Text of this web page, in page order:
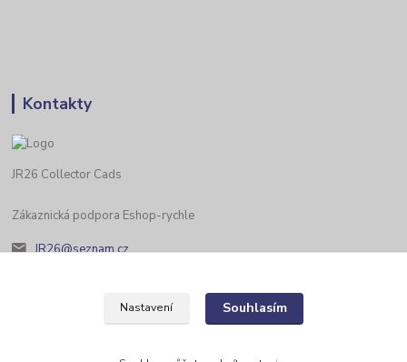
Kontakty
JR26 Collector Cads
Zákaznická podpora Eshop-rychle
JR26@seznam.cz
Nastavení Souhlasím